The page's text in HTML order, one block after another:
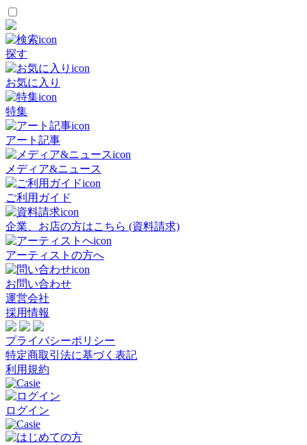
探す
お気に入り
特集
アート記事
メディア&ニュース
ご利用ガイド
企業、お店の方はこちら (資料請求)
アーティストの方へ
お問い合わせ
運営会社
採用情報
プライバシーポリシー
特定商取引法に基づく表記
利用規約
ログイン